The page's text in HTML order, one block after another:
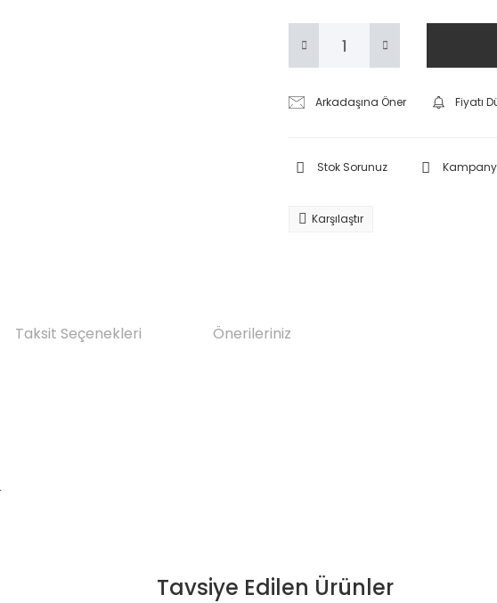
Arkadaşına Öner Fiyatı
Stok Sorunuz
Karşılaştır
Taksit Seçenekleri Önerileriniz
konularda yetersiz gördüğünüz noktaları öneri formunu kullanarak tarafımıza
Tavsiye Edilen Ürünler